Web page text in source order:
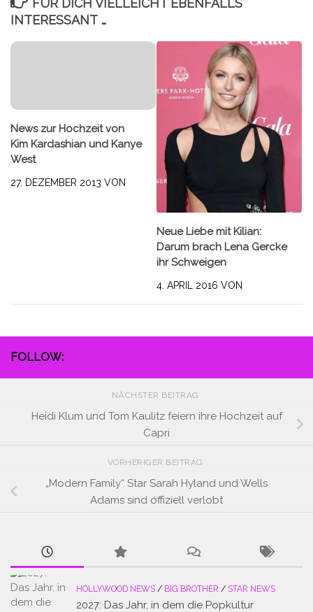
FÜR DICH VIELLEICHT EBENFALLS
INTERESSANT …
News zur Hochzeit von
Kim Kardashian und Kanye
West
27. DEZEMBER 2013 VON
Neue Liebe mit Kilian:
Darum brach Lena Gercke
ihr Schweigen
4. APRIL 2016 VON
FOLLOW:
NÄCHSTER BEITRAG
Heidi Klum und Tom Kaulitz feiern ihre Hochzeit auf
Capri
VORHERIGER BEITRAG
„Modern Family“ Star Sarah Hyland und Wells
Adams sind offiziell verlobt
HOLLYWOOD NEWS / BIG BROTHER / STAR NEWS
2027: Das Jahr, in dem die Popkultur